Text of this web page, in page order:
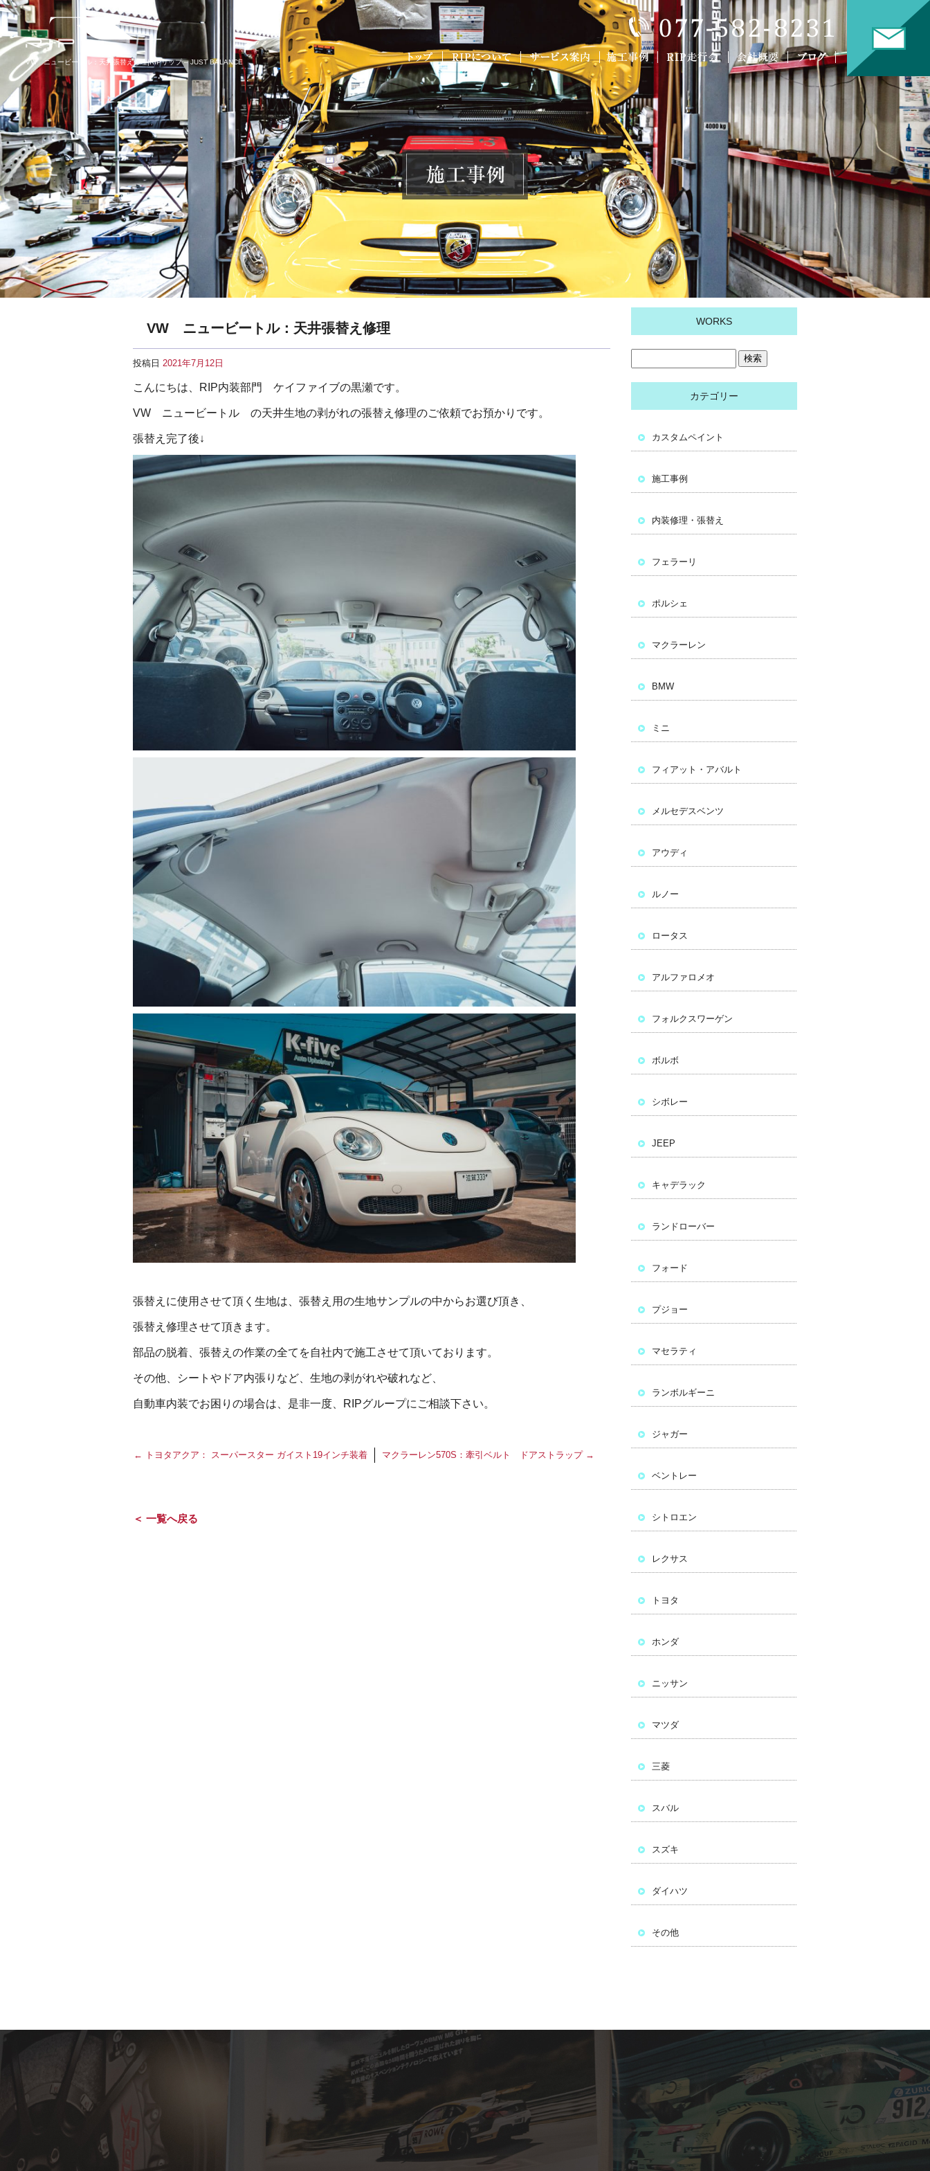
VW ニュービートル：天井張替え修理|RIPリップ – JUST BALANCE
VW ニュービートル：天井張替え修理
投稿日 2021年7月12日
こんにちは、RIP内装部門 ケイファイブの黒瀬です。
VW ニュービートル の天井生地の剥がれの張替え修理のご依頼でお預かりです。
張替え完了後↓
張替えに使用させて頂く生地は、張替え用の生地サンプルの中からお選び頂き、
張替え修理させて頂きます。
部品の脱着、張替えの作業の全てを自社内で施工させて頂いております。
その他、シートやドア内張りなど、生地の剥がれや破れなど、
自動車内装でお困りの場合は、是非一度、RIPグループにご相談下さい。
← トヨタアクア： スーパースター ガイスト19インチ装着 マクラーレン570S：牽引ベルト ドアストラップ →
＜ 一覧へ戻る
WORKS
カテゴリー
カスタムペイント
施工事例
内装修理・張替え
フェラーリ
ポルシェ
マクラーレン
BMW
ミニ
フィアット・アバルト
メルセデスベンツ
アウディ
ルノー
ロータス
アルファロメオ
フォルクスワーゲン
ボルボ
シボレー
JEEP
キャデラック
ランドローバー
フォード
プジョー
マセラティ
ランボルギーニ
ジャガー
ベントレー
シトロエン
レクサス
トヨタ
ホンダ
ニッサン
マツダ
三菱
スバル
スズキ
ダイハツ
その他